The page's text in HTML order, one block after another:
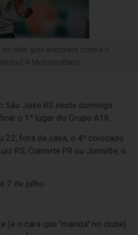
os dois gols anotados contra o
CA Metropolitano
São José RS neste domingo
o 1º lugar do Grupo A16.
22, fora de casa, o 4º colocado
RS, Cianorte PR ou Joinville, o
7 de julho.
(e o cara que "manda" no clube)